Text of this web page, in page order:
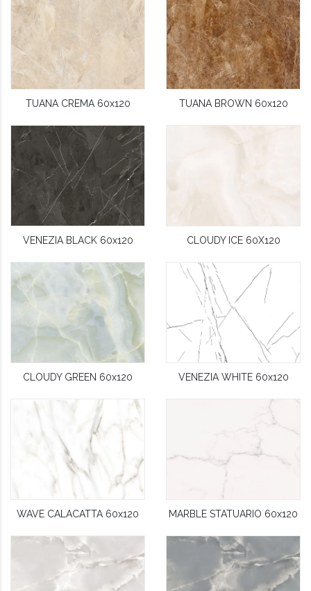
TUANA CREMA 60x120 TUANA BROWN 60x120
VENEZIA BLACK 60x120 CLOUDY ICE 60X120
CLOUDY GREEN 60x120 VENEZIA WHITE 60x120
WAVE CALACATTA 60x120 MARBLE STATUARIO 60x120